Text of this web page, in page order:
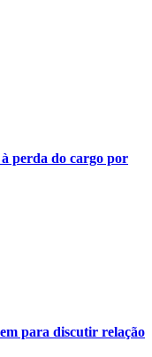
perda do cargo por
para discutir relação